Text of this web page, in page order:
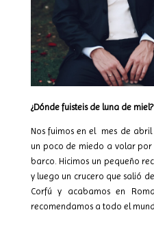
¿Dónde fuisteis de luna de miel?
Nos fuimos en el mes de abril
un poco de miedo a volar por
barco. Hicimos un pequeño
y luego un crucero que salió
Corfú y acabamos en
recomendamos a todo el